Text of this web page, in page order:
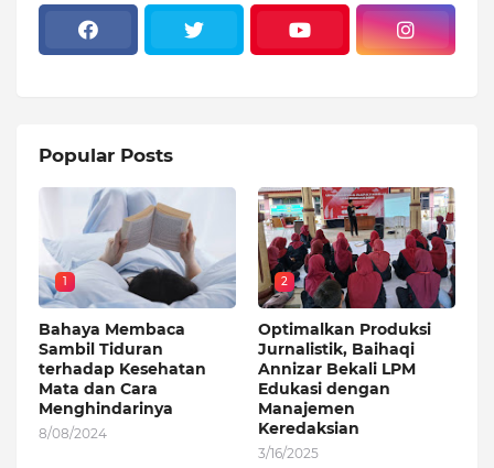
Popular Posts
1
Bahaya Membaca
Sambil Tiduran
terhadap Kesehatan
Mata dan Cara
Menghindarinya
8/08/2024
2
Optimalkan Produksi
Jurnalistik, Baihaqi
Annizar Bekali LPM
Edukasi dengan
Manajemen
Keredaksian
3/16/2025